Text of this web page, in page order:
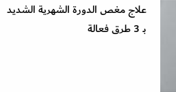
علاج مغص الدورة الشهرية الشديد
بـ 3 طرق فعالة